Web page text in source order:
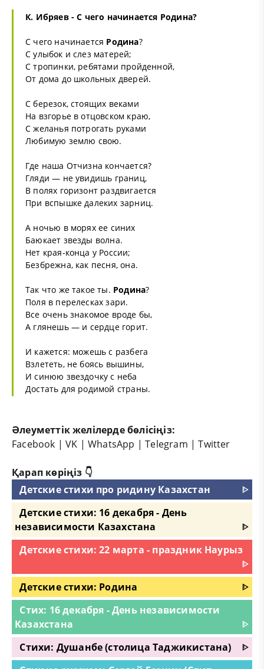
К. Ибряев - С чего начинается Родина?
С чего начинается Родина?
С улыбок и слез матерей;
С тропинки, ребятами пройденной,
От дома до школьных дверей.
С березок, стоящих веками
На взгорье в отцовском краю,
С желанья потрогать руками
Любимую землю свою.
Где наша Отчизна кончается?
Гляди — не увидишь границ,
В полях горизонт раздвигается
При вспышке далеких зарниц.
А ночью в морях ее синих
Баюкает звезды волна.
Нет края-конца у России;
Безбрежна, как песня, она.
Так что же такое ты. Родина?
Поля в перелесках зари.
Все очень знакомое вроде бы,
А глянешь — и сердце горит.
И кажется: можешь с разбега
Взлететь, не боясь вышины,
И синюю звездочку с неба
Достать для родимой страны.
Әлеуметтік желілерде бөлісіңіз:
Facebook |VK |WhatsApp |Telegram |Twitter
Қарап көріңіз 👇
Детские стихи про ридину Казахстан
ᐈ
Детские стихи: 16 декабря - День
независимости Казахстана
ᐈ
Детские стихи: 22 марта - праздник Наурыз
ᐈ
Детские стихи: Родина
ᐈ
Стих: 16 декабря - День независимости
Казахстана
ᐈ
Стихи: Душанбе (столица Таджикистана)
ᐈ